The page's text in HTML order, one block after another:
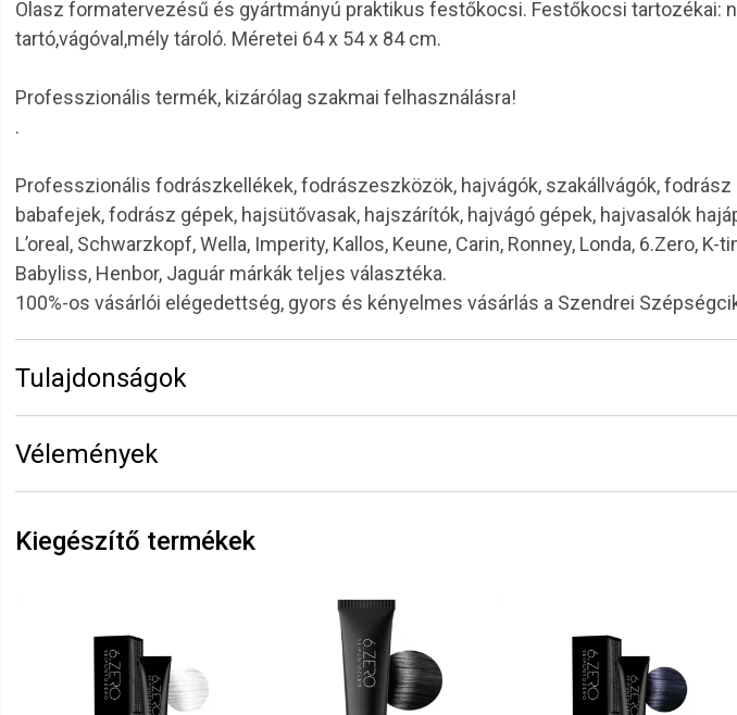
Olasz formatervezésű és gyártmányú praktikus festőkocsi. Festőkocsi tartozékai:
tartó,vágóval,mély tároló. Méretei 64 x 54 x 84 cm.
Professzionális termék, kizárólag szakmai felhasználásra!
.
Professzionális fodrászkellékek, fodrászeszközök, hajvágók, szakállvágók,
babafejek, fodrász gépek, hajsütővasak, hajszárítók, hajvágó gépek, hajvasalók
L’oreal, Schwarzkopf, Wella, Imperity, Kallos, Keune, Carin, Ronney, Londa, 6.Zero,
Babyliss, Henbor, Jaguár márkák teljes választéka.
100%-os vásárlói elégedettség, gyors és kényelmes vásárlás a Szendrei
Tulajdonságok
Vélemények
Vélemény írásáhozjelentkezz be
Kiegészítő termékek